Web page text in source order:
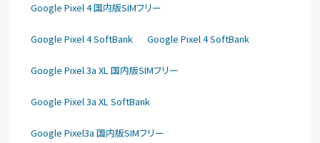
Google Pixel 4 国内版SIMフリー
Google Pixel 4 SoftBank Google Pixel 4 SoftBank
Google Pixel 3a XL 国内版SIMフリー
Google Pixel 3a XL SoftBank
Google Pixel3a 国内版SIMフリー